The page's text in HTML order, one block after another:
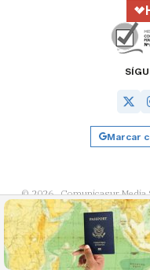
Marcar
© 2026 Comunicasur Media
Política de